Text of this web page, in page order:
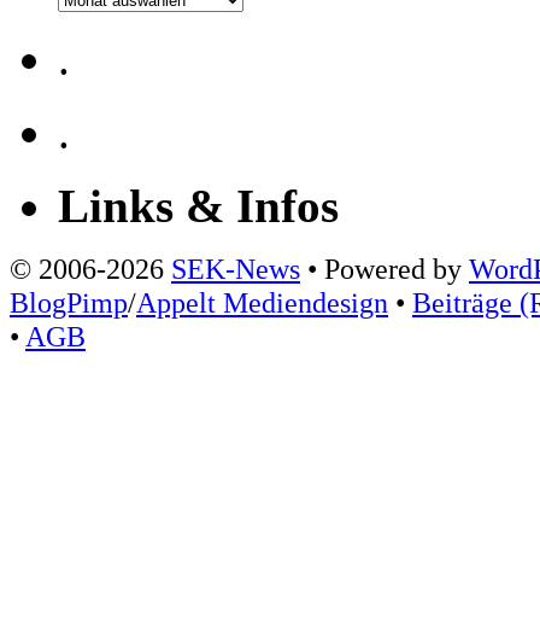
.
.
Links & Infos
© 2006-2026 SEK-News • Powered by
BlogPimp/Appelt Mediendesign • Beiträge
• AGB